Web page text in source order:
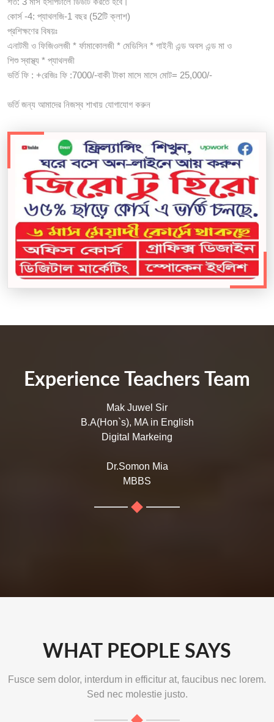
কোর্স -4: প্যাথলজি-1 বছর (52টি ক্লাশ)
প্রশিক্ষণের বিষয়ঃ
এনাটমী ও ফিজিওলজী * র্ফামাকোলজী * মেডিসিন * গাইনী এন্ড অবস এন্ড মা ও
শিশু স্বাস্থ্য * প্যাথলজী
ভর্তি ফি : +রেজিঃ ফি :7000/-বাকী টাকা মাসে মাসে মোট= 25,000/-
ভর্তি জন্য আমাদের নিজস্ব শাখায় যোগাযোগ করুন
Experience Teachers Team
Mak Juwel Sir
B.A(Hon`s), MA in English
Digital Markeing
Dr.Somon Mia
MBBS
WHAT PEOPLE SAYS
Fusce sem dolor, interdum in efficitur at, faucibus nec lorem.
Sed nec molestie justo.